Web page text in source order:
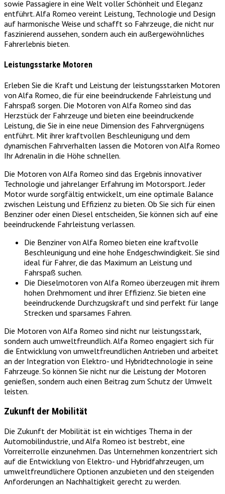
sowie Passagiere in eine Welt voller Schönheit und Eleganz
entführt. Alfa Romeo vereint Leistung, Technologie und Design
auf harmonische Weise und schafft so Fahrzeuge, die nicht nur
faszinierend aussehen, sondern auch ein außergewöhnliches
Fahrerlebnis bieten.
Leistungsstarke Motoren
Erleben Sie die Kraft und Leistung der leistungsstarken Motoren
von Alfa Romeo, die für eine beeindruckende Fahrleistung und
Fahrspaß sorgen. Die Motoren von Alfa Romeo sind das
Herzstück der Fahrzeuge und bieten eine beeindruckende
Leistung, die Sie in eine neue Dimension des Fahrvergnügens
entführt. Mit ihrer kraftvollen Beschleunigung und dem
dynamischen Fahrverhalten lassen die Motoren von Alfa Romeo
Ihr Adrenalin in die Höhe schnellen.
Die Motoren von Alfa Romeo sind das Ergebnis innovativer
Technologie und jahrelanger Erfahrung im Motorsport. Jeder
Motor wurde sorgfältig entwickelt, um eine optimale Balance
zwischen Leistung und Effizienz zu bieten. Ob Sie sich für einen
Benziner oder einen Diesel entscheiden, Sie können sich auf eine
beeindruckende Fahrleistung verlassen.
Die Benziner von Alfa Romeo bieten eine kraftvolle
Beschleunigung und eine hohe Endgeschwindigkeit. Sie sind
ideal für Fahrer, die das Maximum an Leistung und
Fahrspaß suchen.
Die Dieselmotoren von Alfa Romeo überzeugen mit ihrem
hohen Drehmoment und ihrer Effizienz. Sie bieten eine
beeindruckende Durchzugskraft und sind perfekt für lange
Strecken und sparsames Fahren.
Die Motoren von Alfa Romeo sind nicht nur leistungsstark,
sondern auch umweltfreundlich. Alfa Romeo engagiert sich für
die Entwicklung von umweltfreundlichen Antrieben und arbeitet
an der Integration von Elektro- und Hybridtechnologie in seine
Fahrzeuge. So können Sie nicht nur die Leistung der Motoren
genießen, sondern auch einen Beitrag zum Schutz der Umwelt
leisten.
Zukunft der Mobilität
Die Zukunft der Mobilität ist ein wichtiges Thema in der
Automobilindustrie, und Alfa Romeo ist bestrebt, eine
Vorreiterrolle einzunehmen. Das Unternehmen konzentriert sich
auf die Entwicklung von Elektro- und Hybridfahrzeugen, um
umweltfreundlichere Optionen anzubieten und den steigenden
Anforderungen an Nachhaltigkeit gerecht zu werden.